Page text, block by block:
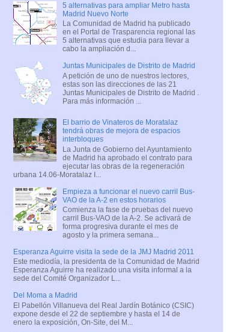
5 alternativas para ampliar Metro hasta
Madrid Nuevo Norte
La Comunidad de Madrid ha publicado
en el Portal de Trasparencia regional las
5 alternativas que estudia para llevar a
cabo la ampliación d...
Juntas Municipales de Distrito de Madrid
A petición de uno de nuestros lectores,
estas son las direcciones de las 21
Juntas Municipales de Distrito de Madrid .
Para más información ...
El barrio de Vinateros de Moratalaz
tendrá obras de mejora de espacios
interbloques
La Junta de Gobierno del Ayuntamiento
de Madrid ha aprobado el contrato para
ejecutar las obras de la regeneración
urbana 14.06-Moratalaz I...
Empieza a funcionar el nuevo carril Bus-
VAO de la A-2 en estos horarios
Comienza la fase de pruebas del nuevo
carril Bus-VAO de la A-2. Se activará de
forma progresiva durante el mes de
agosto y la primera semana...
Esperanza Aguirre visita la sede de la JMJ Madrid 2011
Este mediodía, la presidenta de la Comunidad de Madrid
Esperanza Aguirre ha realizado una visita informal a la
sede del Comité Organizador L...
Del Moma a Madrid
El Pabellón Villanueva del Real Jardín Botánico (CSIC)
expone desde el 22 de septiembre y hasta el 14 de
enero la exposición, On-Site, del M...